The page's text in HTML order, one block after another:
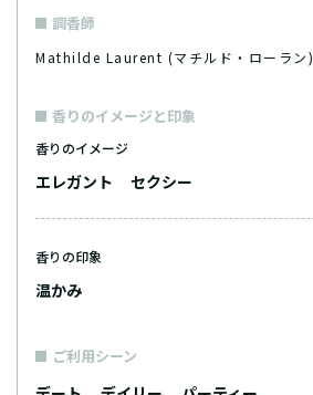
調香師
Mathilde Laurent (マチルド・ローラン)
香りのイメージと印象
香りのイメージ
エレガント セクシー
香りの印象
温かみ
ご利用シーン